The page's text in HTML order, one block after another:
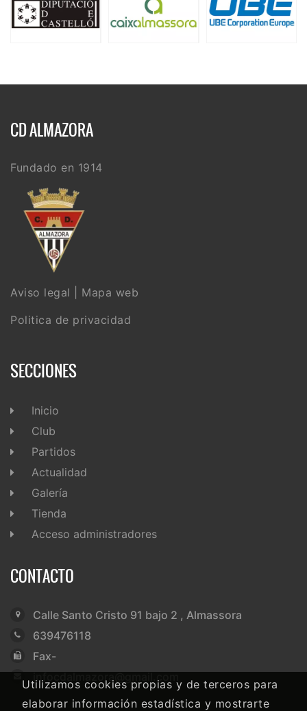
CD ALMAZORA
Fundado en 1914
Aviso legal
Mapa web
Politica de privacidad
SECCIONES
Inicio
Club
Partidos
Actualidad
Galería
Tienda
Acceso administradores
CONTACTO
Calle Santo Cristo 91 bajo 2 , Almassora
639476118
Fax-
infocdalmazora@gmail.com
Utilizamos cookies propias y de terceros para
elaborar información estadística y mostrarte